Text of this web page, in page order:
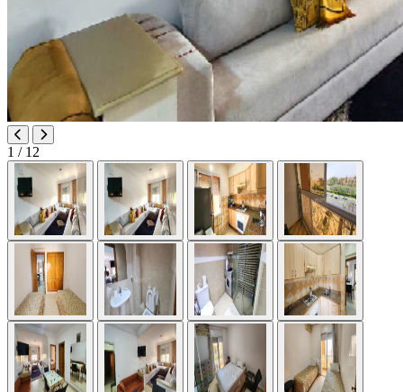
1 / 12